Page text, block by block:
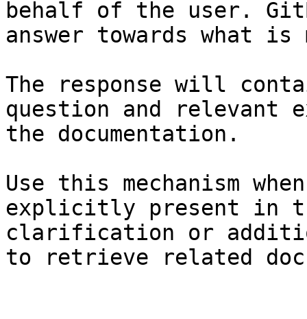
behalf of the user.
answer towards what
The response will
question and relevant
the documentation.
Use this mechanism
explicitly present in
clarification or